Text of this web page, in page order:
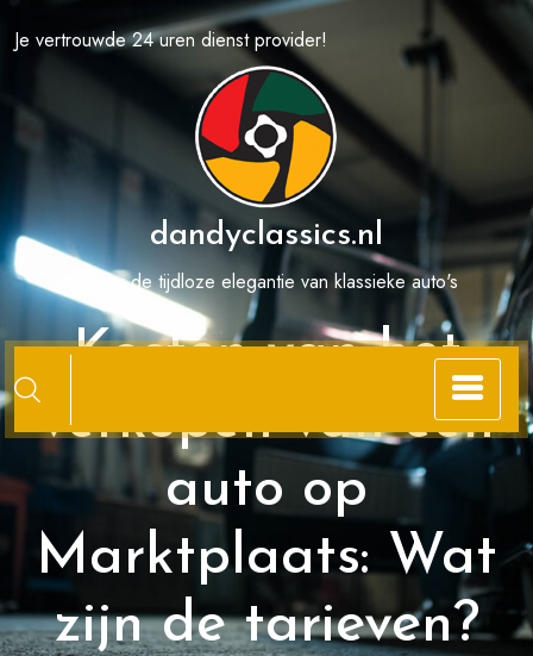
naar
inhoud
Je vertrouwde 24 uren dienst provider!
dandyclassics.nl
Ervaar de tijdloze elegantie van klassieke auto's
Kosten van het
verkopen van een
auto op
Marktplaats: Wat
zijn de tarieven?